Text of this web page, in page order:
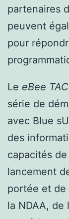
partenaires
peuvent
pour
Le eBee TAC
série de
avec Blue
des
capacités
lancement
portée et de
la NDAA,